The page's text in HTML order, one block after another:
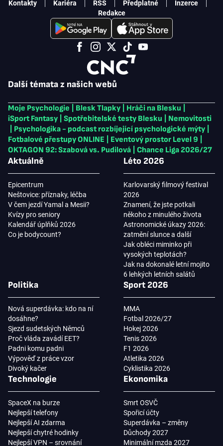
Další témata z našich webů
Moje Psychologie Blesk Tlapky Hráči na Blesku
iSport Fantasy
Spotřebitelské testy Blesku
Nemovitosti
Psychologika - podcast rozbíjející psychologické mýty
Fotbalové přestupy ONLINE
Eventový prostor Level 9
OKTAGON 92: Szabová vs. Pudilová
Chance Liga 2026/27
Aktuálně
Epicentrum
Neštovice: příznaky, léčba
V čem jezdí Yamal a Mesii?
Kvízy pro seniory
Kalendář úplňků 2026
Co je bodycount?
Léto 2026
Karlovarský filmový festival
2026
Znamení, že jste potkali
někoho z minulého života
Astronomické úkazy 2026:
zatmění slunce a další
Jak obléci miminko při
vysokých teplotách?
Jak na dokonalé letní mojito
6 lehkých letních salátů
Politika
Nová superdávka: kdo na ní
dosáhne?
Sjezd sudetských Němců
Proč vláda zavádí EET?
Padni komu padni
Výpověď z práce vzor
Divoký kačer
Sport 2026
MMA
Fotbal 2026/27
Hokej 2026
Tenis 2026
F1 2026
Atletika 2026
Cyklistika 2026
Technologie
SpaceX na burze
Nejlepší telefony
Nejlepší AI zdarma
Nejlepší chytré hodinky
Nejlepší VPN – srovnání
Ekonomika
Smrt OSVČ
Spořicí účty
Superdávka – změny
Důchody 2027
Minimální mzda 2027
Kontakty Kariéra RSS Předplatné
Inzerce
Redakce